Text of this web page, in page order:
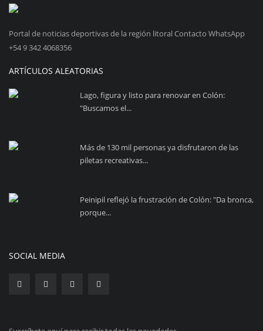
Portal de noticias deportivas de la región litoral Contacto WhatsApp
+54 9 342 4068356
ARTÍCULOS ALEATORIAS
Lago, figura y listo para renovar en Colón:
"Buscamos el...
Más de 130 mil personas ya disfrutaron de las
piletas recreativas...
Peinipil reflejó la frustración de Colón: "Da bronca,
porque...
SOCIAL MEDIA